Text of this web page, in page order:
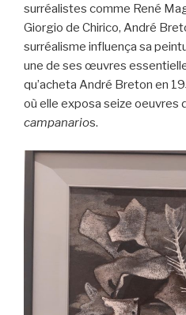
surréalistes comme René
Giorgio de Chirico, André
surréalisme influença sa
une de ses œuvres
qu’acheta André Breton en
où elle exposa seize oeuvres
campanarios.